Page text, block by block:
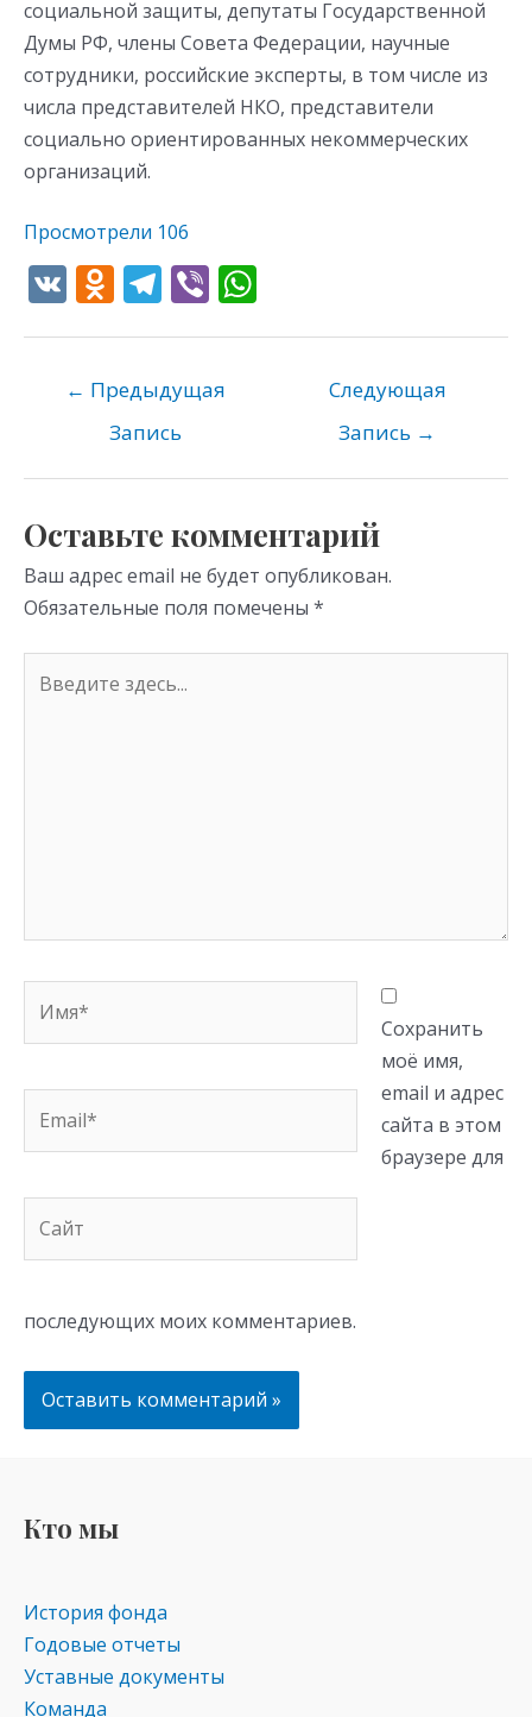
социальной защиты, депутаты Государственной
Думы РФ, члены Совета Федерации, научные
сотрудники, российские эксперты, в том числе из
числа представителей НКО, представители
социально ориентированных некоммерческих
организаций.
Просмотрели 106
V O
o
kl
as
ni
ki
T
gr
a
m
Vi
p
← Предыдущая
Запись
Следующая
Запись →
Оставьте комментарий
Ваш адрес email не будет опубликован.
Обязательные поля помечены *
здесь...
Сохранить
моё имя,
email и адрес
сайта в этом
браузере для
последующих моих комментариев.
Кто мы
История фонда
Годовые отчеты
Уставные документы
Команда